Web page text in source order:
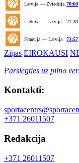
Latvija — Zviedrija 70:60
Lietuva — Latvija 21:30
Francija — Latvija 73:57
Ziņas EIROKAUSI
Pārslēgties uz pilno
Kontakti:
+371 26011507
Redakcija
+371 26011507